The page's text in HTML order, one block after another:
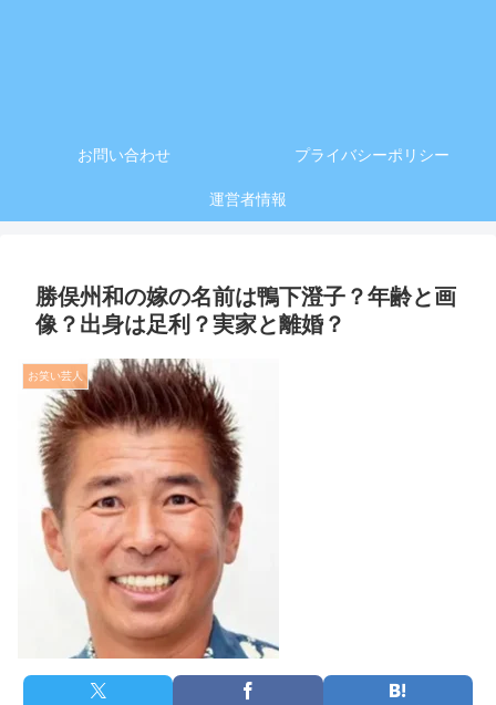
お問い合わせ プライバシーポリシー
運営者情報
勝俣州和の嫁の名前は鴨下澄子？年齢と画
像？出身は足利？実家と離婚？
お笑い芸人